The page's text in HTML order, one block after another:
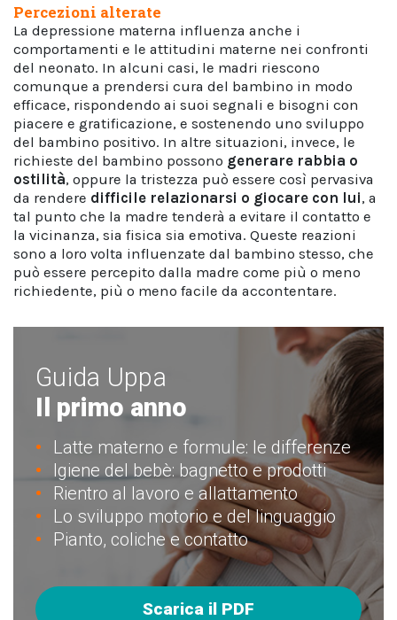
Percezioni alterate
La depressione materna influenza anche i
comportamenti e le attitudini materne nei confronti
del neonato. In alcuni casi, le madri riescono
comunque a prendersi cura del bambino in modo
efficace, rispondendo ai suoi segnali e bisogni con
piacere e gratificazione, e sostenendo uno sviluppo
del bambino positivo. In altre situazioni, invece, le
richieste del bambino possono generare rabbia o
ostilità, oppure la tristezza può essere così pervasiva
da rendere difficile relazionarsi o giocare con lui, a
tal punto che la madre tenderà a evitare il contatto e
la vicinanza, sia fisica sia emotiva. Queste reazioni
sono a loro volta influenzate dal bambino stesso, che
può essere percepito dalla madre come più o meno
richiedente, più o meno facile da accontentare.
Guida Uppa
Il primo anno
Latte materno e formule: le differenze
Igiene del bebè: bagnetto e prodotti
Rientro al lavoro e allattamento
Lo sviluppo motorio e del linguaggio
Pianto, coliche e contatto
Scarica il PDF